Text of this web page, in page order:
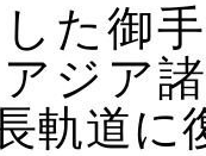
た御
ジア
軌道に